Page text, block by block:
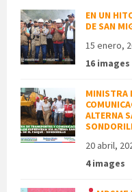
EN UN
DE SAN
15 enero,
16 images
MINISTRA
ALTERNA
20 abril,
4 images